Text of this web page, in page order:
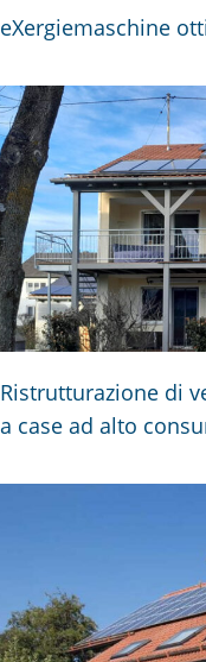
eXergiemaschine
Ristrutturazione di
a case ad alto